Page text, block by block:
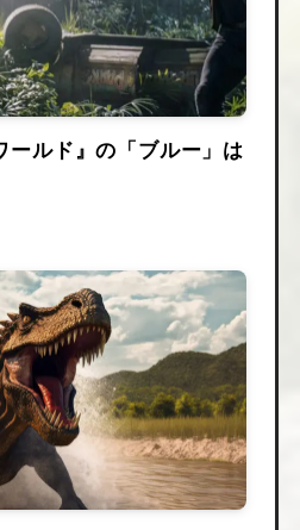
ールド』の「ブルー」は